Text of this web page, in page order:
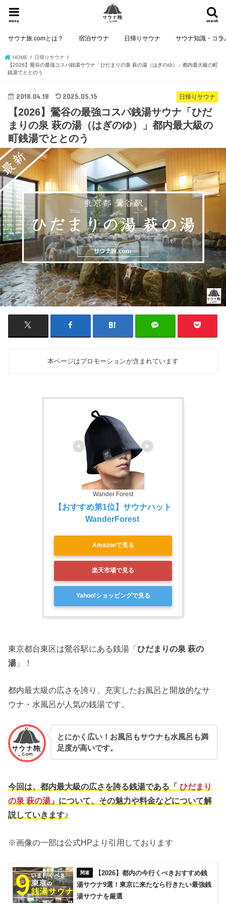
search
menu
サウナ旅.comとは？ 宿泊サウナ 日帰りサウナ サウナ知識・コラ
HOME
日帰りサウナ
【2026】鶯谷の最強コスパ銭湯サウナ「ひだまりの泉 萩の湯（はぎのゆ）」都内最大級の町
銭湯でととのう
日帰りサウナ
2018.04.18 2025.05.15
【2026】鶯谷の最強コスパ銭湯サウナ「ひだ
まりの泉 萩の湯（はぎのゆ）」都内最大級の
町銭湯でととのう
本ページはプロモーションが含まれています
Wander Forest
【おすすめ第1位】サウナハット
WanderForest
Amazonで見る
楽天市場で見る
Yahoo!ショッピングで見る
東京都台東区は鶯谷駅にある銭湯「ひだまりの泉 萩の
湯」！
都内最大級の広さを誇り、充実したお風呂と開放的なサ
ウナ・水風呂が人気の銭湯です。
とにかく広い！お風呂もサウナも水風呂も満
足度が高いです。
今回は、都内最大級の広さを誇る銭湯である「 ひだまり
の泉 萩の湯」について、その魅力や料金などについて解
説していきます♪
※画像の一部は公式HPより引用しております
【2026】都内の今行くべきおすすめ銭
湯サウナ9選！東京に来たなら行きたい最強銭
湯サウナを厳選